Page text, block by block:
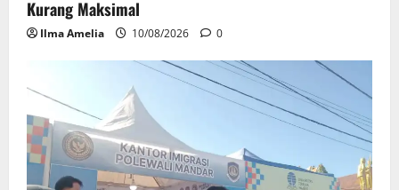
Kurang Maksimal
Ilma Amelia 10/08/2026 0